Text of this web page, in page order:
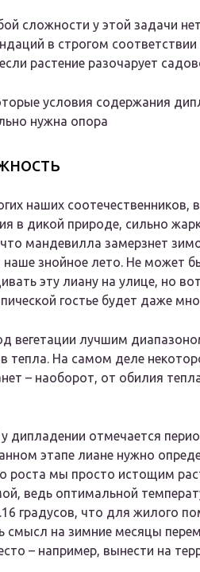
сложности у этой задачи
в строгом
растение разочарует
условия содержания
нужна опора
наших соотечественников,
в дикой природе, сильно
мандевилла замерзнет
знойное лето. Не может
эту лиану на улице, но
гостье будет даже
вегетации лучшим
тепла. На самом деле
– наоборот, от обилия
дипладении отмечается
этапе лиане нужно
роста мы просто истощим
ведь оптимальной
градусов, что для жилого
смысл на зимние месяцы
– например, вынести на